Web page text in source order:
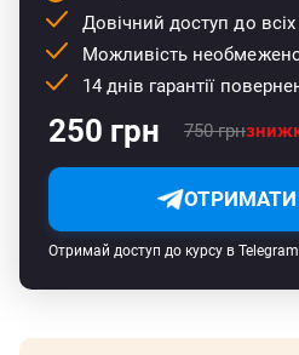
Довічний доступ до всіх
Можливість
14 днів гарантії
250 грн 750 грн
Отримай доступ до курсу в Telegram